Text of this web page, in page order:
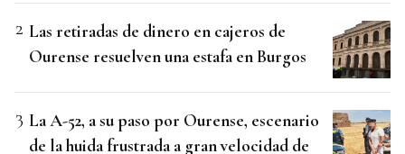
Las retiradas de dinero en cajeros de
Ourense resuelven una estafa en Burgos
La A-52, a su paso por Ourense, escenario
de la huida frustrada a gran velocidad de